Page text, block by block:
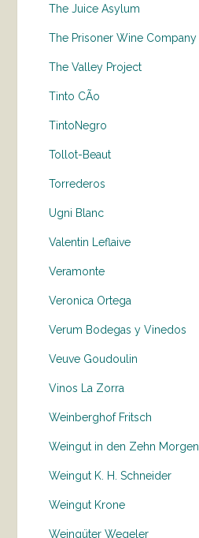
The Juice Asylum
The Prisoner Wine Company
The Valley Project
Tinto CÃo
TintoNegro
Tollot-Beaut
Torrederos
Ugni Blanc
Valentin Leflaive
Veramonte
Veronica Ortega
Verum Bodegas y Vinedos
Veuve Goudoulin
Vinos La Zorra
Weinberghof Fritsch
Weingut in den Zehn Morgen
Weingut K. H. Schneider
Weingut Krone
Weingüter Wegeler